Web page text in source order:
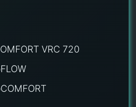
VRC 720